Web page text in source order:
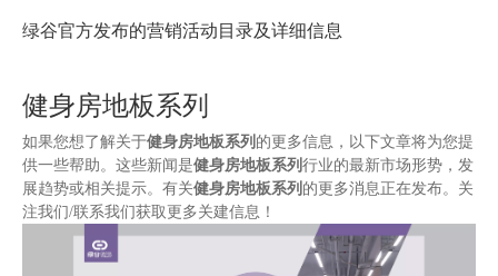
绿谷官方发布的营销活动目录及详细信息
健身房地板系列
如果您想了解关于健身房地板系列 的更多信息，以下文章将为您提
供一些帮助。这些新闻是健身房地板系列 行业的最新市场形势，发
展趋势或相关提示。有关健身房地板系列 的更多消息正在发布。关
注我们/联系我们获取更多关建信息！